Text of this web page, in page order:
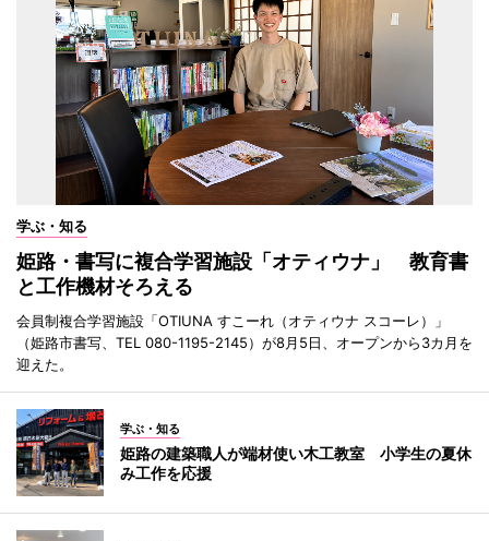
学ぶ・知る
姫路・書写に複合学習施設「オティウナ」 教育書
と工作機材そろえる
会員制複合学習施設「OTIUNA すこーれ（オティウナ スコーレ）」
（姫路市書写、TEL 080-1195-2145）が8月5日、オープンから3カ月を
迎えた。
学ぶ・知る
姫路の建築職人が端材使い木工教室 小学生の夏休
み工作を応援